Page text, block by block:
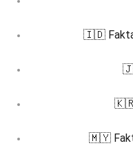
🇮🇩 Fakta
🇰🇷
🇲🇾